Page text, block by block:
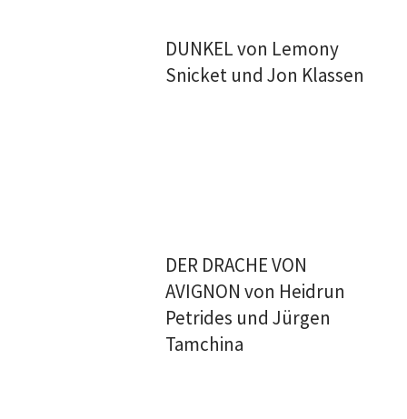
DUNKEL von Lemony
Snicket und Jon Klassen
DER DRACHE VON
AVIGNON von Heidrun
Petrides und Jürgen
Tamchina